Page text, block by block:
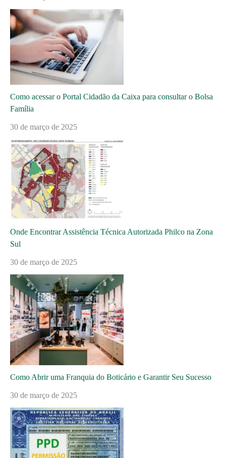
Como acessar o Portal Cidadão da Caixa para consultar o Bolsa
Família
30 de março de 2025
Onde Encontrar Assistência Técnica Autorizada Philco na Zona
Sul
30 de março de 2025
Como Abrir uma Franquia do Boticário e Garantir Seu Sucesso
30 de março de 2025